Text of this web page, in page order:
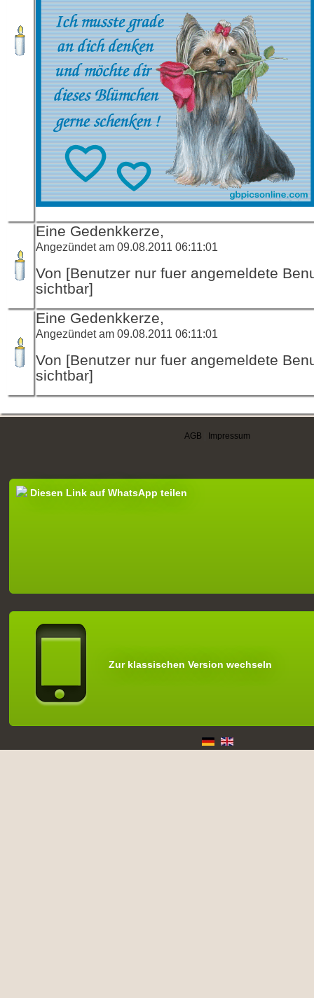
Eine Gedenkkerze,
Angezündet am 09.08.2011 06:11:01
Von [Benutzer nur fuer angemeldete
sichtbar]
Eine Gedenkkerze,
Angezündet am 09.08.2011 06:11:01
Von [Benutzer nur fuer angemeldete
sichtbar]
AGB Impressum
Diesen Link auf WhatsApp teilen
Zur klassischen Version wechseln